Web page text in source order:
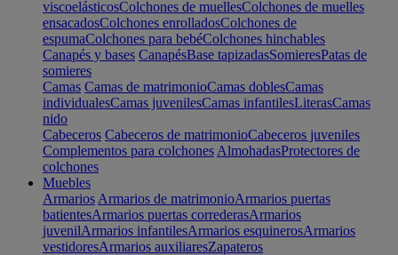
viscoelásticosColchones de muellesColchones de muelles
ensacadosColchones enrolladosColchones de
espumaColchones para bebéColchones hinchables
Canapés y bases CanapésBase tapizadasSomieresPatas de
somieres
Camas Camas de matrimonioCamas doblesCamas
individualesCamas juvenilesCamas infantilesLiterasCamas
nido
Cabeceros Cabeceros de matrimonioCabeceros juveniles
Complementos para colchones AlmohadasProtectores de
colchones
Muebles
Armarios Armarios de matrimonioArmarios puertas
batientesArmarios puertas correderasArmarios
juvenilArmarios infantilesArmarios esquinerosArmarios
vestidoresArmarios auxiliaresZapateros